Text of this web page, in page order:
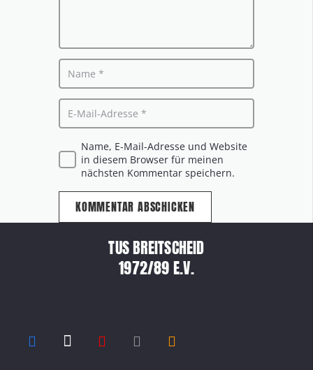
Name, E-Mail-Adresse und Website
in diesem Browser für meinen
nächsten Kommentar speichern.
KOMMENTAR ABSCHICKEN
TUS BREITSCHEID
1972/89 E.V.